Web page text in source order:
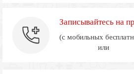
Записывайтесь на
(с мобильных
или